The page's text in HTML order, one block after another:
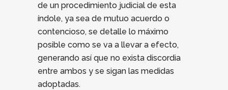
de un procedimiento judicial de esta
índole, ya sea de mutuo acuerdo o
contencioso, se detalle lo máximo
posible como se va a llevar a efecto,
generando así que no exista discordia
entre ambos y se sigan las medidas
adoptadas.